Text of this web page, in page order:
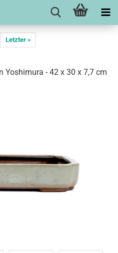
Letzter »
Yoshimura - 42 x 30 x 7,7 cm